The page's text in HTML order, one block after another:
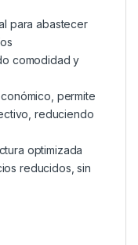
para abastecer
comodidad y
permite
reduciendo
optimizada
reducidos, sin